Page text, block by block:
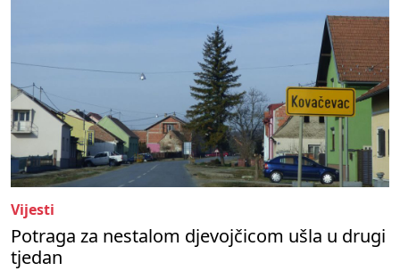
Vijesti
Potraga za nestalom djevojčicom ušla u drugi
tjedan